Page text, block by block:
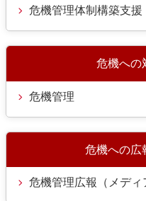
危機管理体制構築支援
危機への
危機管理
危機への広
危機管理広報（メディ